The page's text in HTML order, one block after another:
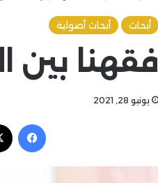
أبحاث أبحاث أصولية
فقهنا بين
يونيو 28, 2021